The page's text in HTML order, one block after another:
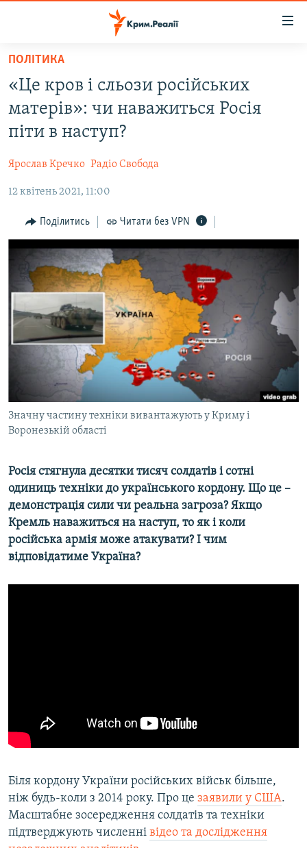
Перейти
основного
матеріалу
Перейти
до
основної
навігації
Перейти
пошуку
ВОДА.КРИМ
ВІДЕО ТА ФОТО
БЛОГИ
ПОГЛЯД
ІНТЕРВ'Ю
ВСЕ ЗА ДЕНЬ
СПЕЦПРОЕКТИ
ДЕПОРТАЦІЯ
ВІДЕОУРОКИ «ELIFBE»
СВІДЧЕННЯ ОКУПАЦІЇ
УКРАЇНСЬКА ПРОБЛЕМА КРИМУ
ІНФОГРАФІКА
ЯК ОБІЙТИ БЛОКУВАННЯ
Русский
Qırımtatar
ПОЛІТИКА
«Це кров і сльози російських
матерів»: чи наважиться Росія
піти в наступ?
Ярослав Кречко Радіо Свобода
12 квітень 2021, 11:00
Поділитись Читати без VPN
Значну частину техніки вивантажують у Криму і
Воронезькій області
Росія стягнула десятки тисяч солдатів і сотні
одиниць техніки до українського кордону. Що це –
демонстрація сили чи реальна загроза? Якщо
Кремль наважиться на наступ, то як і коли
російська армія може атакувати? І чим
відповідатиме Україна?
Біля кордону України російських військ більше,
ніж будь-коли з 2014 року. Про це заявили у США.
Масштабне зосередження солдатів та техніки
підтверджують численні відео та дослідження